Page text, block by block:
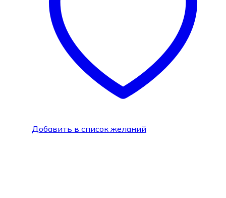
Добавить в список желаний